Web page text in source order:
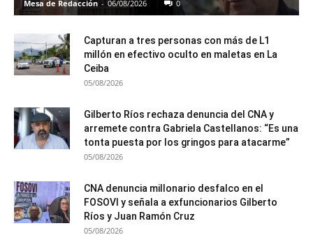
Mesa de Redacción - 06/08/2026 0
Capturan a tres personas con más de L1
millón en efectivo oculto en maletas en La
Ceiba
05/08/2026
Gilberto Ríos rechaza denuncia del CNA y
arremete contra Gabriela Castellanos: “Es una
tonta puesta por los gringos para atacarme”
05/08/2026
CNA denuncia millonario desfalco en el
FOSOVI y señala a exfuncionarios Gilberto
Ríos y Juan Ramón Cruz
05/08/2026